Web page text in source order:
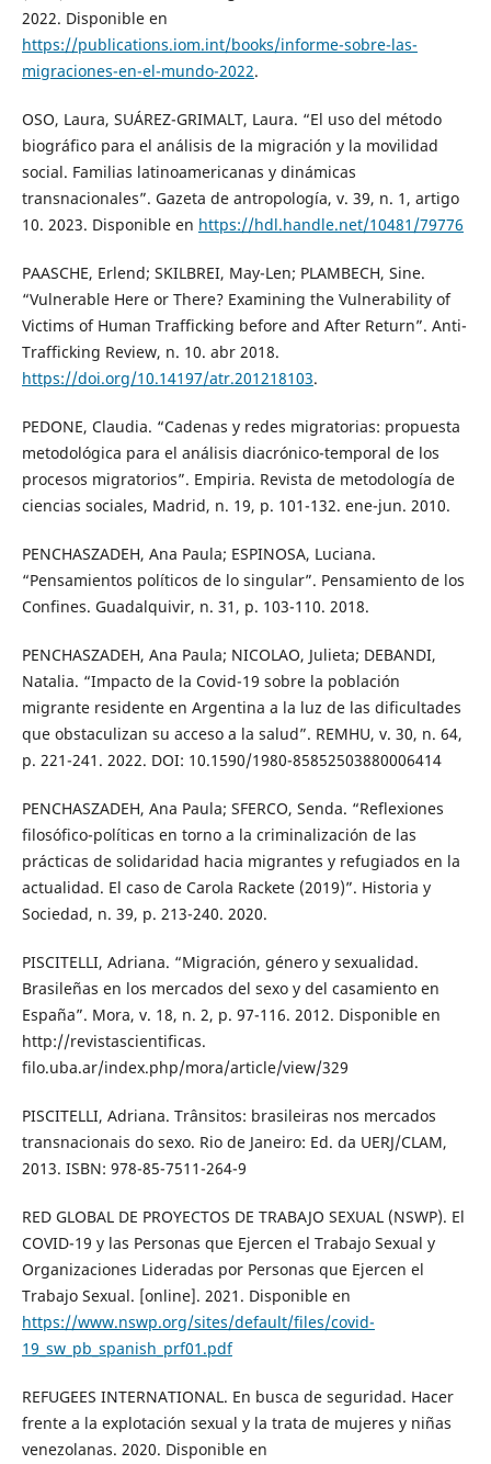
2022. Disponible en
https://publications.iom.int/books/informe-sobre-las-
migraciones-en-el-mundo-2022.
OSO, Laura, SUÁREZ-GRIMALT, Laura. “El uso del método
biográfico para el análisis de la migración y la movilidad
social. Familias latinoamericanas y dinámicas
transnacionales”. Gazeta de antropología, v. 39, n. 1, artigo
10. 2023. Disponible en https://hdl.handle.net/10481/79776
PAASCHE, Erlend; SKILBREI, May-Len; PLAMBECH, Sine.
“Vulnerable Here or There? Examining the Vulnerability of
Victims of Human Trafficking before and After Return”. Anti-
Trafficking Review, n. 10. abr 2018.
https://doi.org/10.14197/atr.201218103.
PEDONE, Claudia. “Cadenas y redes migratorias: propuesta
metodológica para el análisis diacrónico-temporal de los
procesos migratorios”. Empiria. Revista de metodología de
ciencias sociales, Madrid, n. 19, p. 101-132. ene-jun. 2010.
PENCHASZADEH, Ana Paula; ESPINOSA, Luciana.
“Pensamientos políticos de lo singular”. Pensamiento de los
Confines. Guadalquivir, n. 31, p. 103-110. 2018.
PENCHASZADEH, Ana Paula; NICOLAO, Julieta; DEBANDI,
Natalia. “Impacto de la Covid-19 sobre la población
migrante residente en Argentina a la luz de las dificultades
que obstaculizan su acceso a la salud”. REMHU, v. 30, n. 64,
p. 221-241. 2022. DOI: 10.1590/1980-85852503880006414
PENCHASZADEH, Ana Paula; SFERCO, Senda. “Reflexiones
filosófico-políticas en torno a la criminalización de las
prácticas de solidaridad hacia migrantes y refugiados en la
actualidad. El caso de Carola Rackete (2019)”. Historia y
Sociedad, n. 39, p. 213-240. 2020.
PISCITELLI, Adriana. “Migración, género y sexualidad.
Brasileñas en los mercados del sexo y del casamiento en
España”. Mora, v. 18, n. 2, p. 97-116. 2012. Disponible en
http://revistascientificas.
filo.uba.ar/index.php/mora/article/view/329
PISCITELLI, Adriana. Trânsitos: brasileiras nos mercados
transnacionais do sexo. Rio de Janeiro: Ed. da UERJ/CLAM,
2013. ISBN: 978-85-7511-264-9
RED GLOBAL DE PROYECTOS DE TRABAJO SEXUAL (NSWP). El
COVID-19 y las Personas que Ejercen el Trabajo Sexual y
Organizaciones Lideradas por Personas que Ejercen el
Trabajo Sexual. [online]. 2021. Disponible en
https://www.nswp.org/sites/default/files/covid-
19_sw_pb_spanish_prf01.pdf
REFUGEES INTERNATIONAL. En busca de seguridad. Hacer
frente a la explotación sexual y la trata de mujeres y niñas
venezolanas. 2020. Disponible en